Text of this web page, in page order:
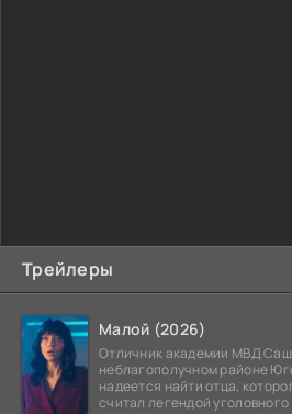
Трейлеры
Малой (2026)
Отличник академии МВД
неблагополучном районе
надеется найти отца,
считал легендой